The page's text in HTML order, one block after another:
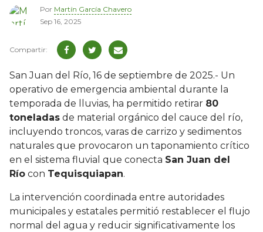
Por Martín García Chavero
Sep 16, 2025
San Juan del Río, 16 de septiembre de 2025.- Un
operativo de emergencia ambiental durante la
temporada de lluvias, ha permitido retirar 80
toneladas de material orgánico del cauce del río,
incluyendo troncos, varas de carrizo y sedimentos
naturales que provocaron un taponamiento crítico
en el sistema fluvial que conecta San Juan del
Río con Tequisquiapan.
La intervención coordinada entre autoridades
municipales y estatales permitió restablecer el flujo
normal del agua y reducir significativamente los